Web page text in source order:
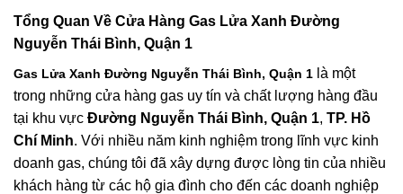
Tổng Quan Về Cửa Hàng Gas Lửa Xanh Đường
Nguyễn Thái Bình, Quận 1
Gas Lửa Xanh Đường Nguyễn Thái Bình, Quận 1 là một
trong những cửa hàng gas uy tín và chất lượng hàng đầu
tại khu vực Đường Nguyễn Thái Bình, Quận 1, TP. Hồ
Chí Minh. Với nhiều năm kinh nghiệm trong lĩnh vực kinh
doanh gas, chúng tôi đã xây dựng được lòng tin của nhiều
khách hàng từ các hộ gia đình cho đến các doanh nghiệp